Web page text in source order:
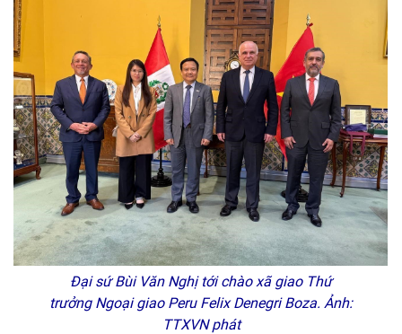
Đại sứ Bùi Văn Nghị tới chào xã giao Thứ
trưởng Ngoại giao Peru Felix Denegri Boza. Ảnh:
TTXVN phát